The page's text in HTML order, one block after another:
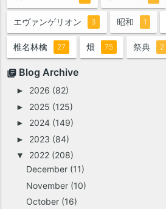
エヴァンゲリオン 3 昭和 1
椎名林檎 27 畑 75 祭典 2
Blog Archive
► 2026 (82)
► 2025 (125)
► 2024 (149)
► 2023 (84)
▼ 2022 (208)
December (11)
November (10)
October (16)